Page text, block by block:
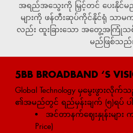
အရည်အသွေးကို မြှင့်တင် ပေးနိုင်
များကို ဖန်တီးဆုပ်ကိုင်နိုင်ရုံ သာမ
လည်း ထူးခြားသော အတွေ့အကြုံသစ်မ
မည်ဖြစ်သည်
5BB BROADBAND ‘S
Global Technology မှမွေးဖွားလိုက်
၏အမည်တွင် ရည်မှန်းချက် (၅)ရပ် ပ
အင်တာနက်ဈေးနှုန်းများ က
Price)